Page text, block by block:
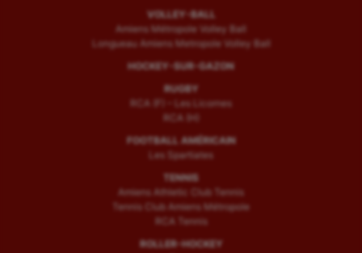
VOLLEY-BALL
Amiens Métropole Volley Ball
Longueau Amiens Metropole Volley Ball
HOCKEY-SUR-GAZON
RUGBY
RCA (F) – Les Licornes
RCA (H)
FOOTBALL AMÉRICAIN
Les Spartiates
TENNIS
Amiens Athletic Club Tennis
Tennis Club Amiens Métropole
RCA Tennis
ROLLER-HOCKEY